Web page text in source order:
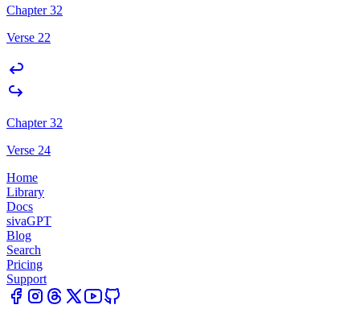
Chapter 32
Verse 22
Chapter 32
Verse 24
Home
Library
Docs
sivaGPT
Blog
Search
Pricing
Support